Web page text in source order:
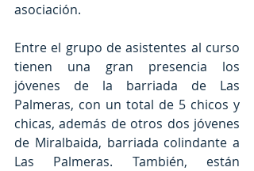
asociación.
Entre el grupo de asistentes al curso
tienen una gran presencia los
jóvenes de la barriada de Las
Palmeras, con un total de 5 chicos y
chicas, además de otros dos jóvenes
de Miralbaida, barriada colindante a
Las Palmeras. También, están